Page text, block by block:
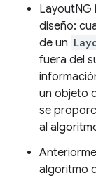
LayoutNG
diseño:
de un
fuera del
un objeto
se
al
algoritmo